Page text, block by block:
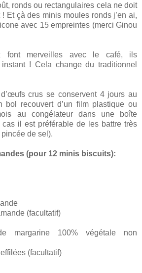
ronds ou rectangulaires cela ne doit
Et çà des minis moules ronds j’en ai,
avec 15 empreintes (merci Ginou
font merveilles avec le café, ils
! Cela change du traditionnel
crus se conservent 4 jours au
bol recouvert d’un film plastique ou
au congélateur dans une boîte
cas il est préférable de les battre très
de sel).
(pour 12 minis biscuits):
(facultatif)
margarine 100% végétale non
(facultatif)